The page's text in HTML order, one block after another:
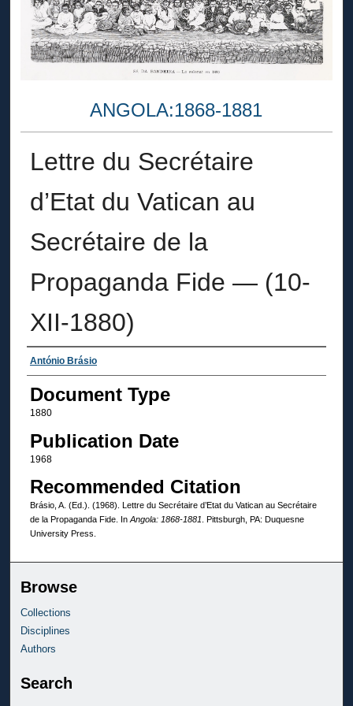
ANGOLA:1868-1881
Lettre du Secrétaire
d’Etat du Vatican au
Secrétaire de la
Propaganda Fide — (10-
XII-1880)
Authors
António Brásio
Document Type
1880
Publication Date
1968
Recommended Citation
Brásio, A. (Ed.). (1968). Lettre du Secrétaire d’Etat du Vatican au Secrétaire
de la Propaganda Fide. In Angola: 1868-1881 . Pittsburgh, PA: Duquesne
University Press.
Browse
Collections
Disciplines
Authors
Search